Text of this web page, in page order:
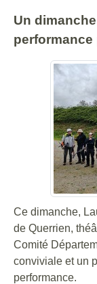
Un
Ce dimanche,
de Querrien,
Comité
conviviale et un
performance.